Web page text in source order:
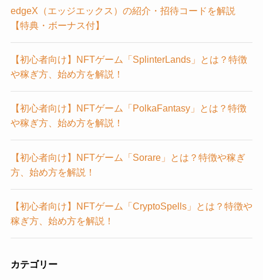
edgeX（エッジエックス）の紹介・招待コードを解説
【特典・ボーナス付】
【初心者向け】NFTゲーム「SplinterLands」とは？特徴
や稼ぎ方、始め方を解説！
【初心者向け】NFTゲーム「PolkaFantasy」とは？特徴
や稼ぎ方、始め方を解説！
【初心者向け】NFTゲーム「Sorare」とは？特徴や稼ぎ
方、始め方を解説！
【初心者向け】NFTゲーム「CryptoSpells」とは？特徴や
稼ぎ方、始め方を解説！
カテゴリー